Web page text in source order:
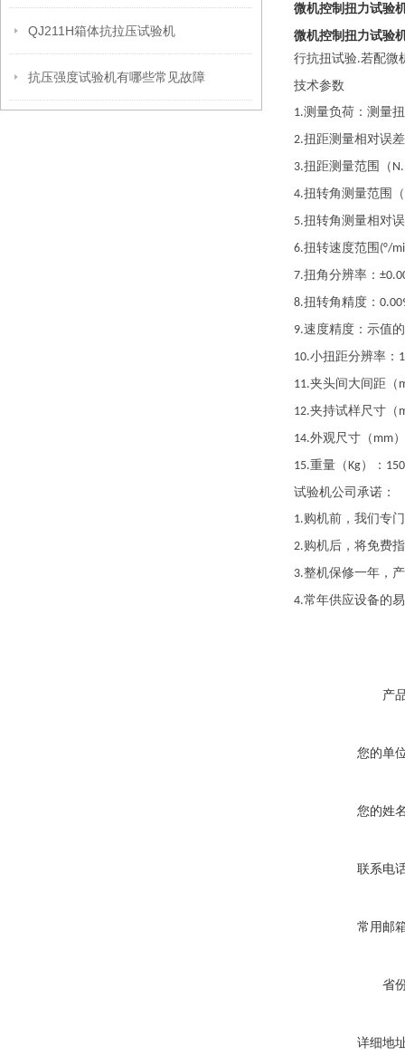
QJ211H箱体抗拉压试验机
抗压强度试验机有哪些常见故障
微机控制扭力试验
微机控制扭力试验
行抗扭试验.若配微
技术参数
1.测量负荷：测量
2.扭距测量相对误
3.扭距测量范围（
4.扭转角测量范围（
5.扭转角测量相对
6.扭转速度范围 (°/
7.扭角分辨率：
8.扭转角精度：
9.速度精度：示值的
10.小扭距分辨率：
11.夹头间大间距（
12.夹持试样尺寸（
14.外观尺寸（ mm
15.重量（Kg）：
试验机公司承诺：
1.购机前，我们专
2.购机后，将免费
3.整机保修一年，
4.常年供应设备的
产
您的单
您的姓
联系电
常用邮
省
详细地